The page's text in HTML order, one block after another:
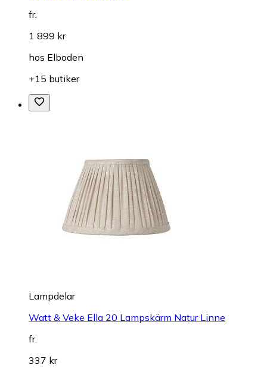
fr.
1 899 kr
hos Elboden
+15 butiker
Lampdelar
Watt & Veke Ella 20 Lampskärm Natur Linne
fr.
337 kr